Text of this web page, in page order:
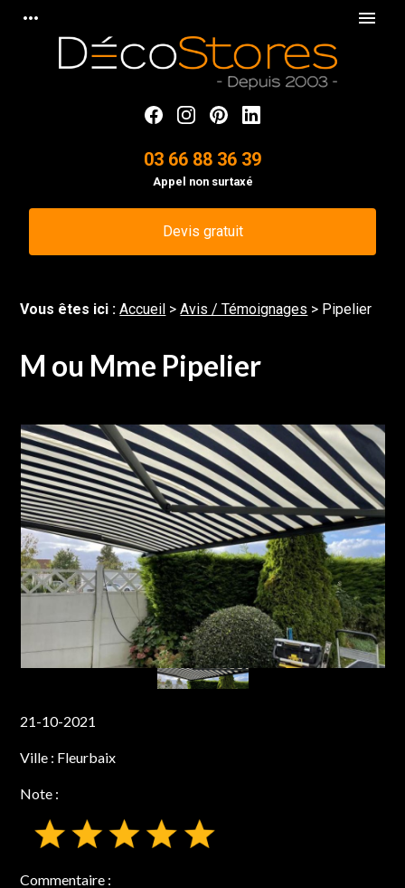
more_horiz menu
03 66 88 36 39
Appel non surtaxé
Devis gratuit
Vous êtes ici :Accueil >Avis / Témoignages > Pipelier
M ou Mme Pipelier
21-10-2021
Ville : Fleurbaix
Note :
Commentaire :